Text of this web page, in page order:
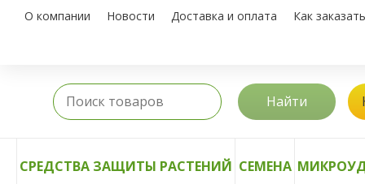
О компании Новости Доставка и оплата Как заказать
Найти
СРЕДСТВА ЗАЩИТЫ РАСТЕНИЙ СЕМЕНА